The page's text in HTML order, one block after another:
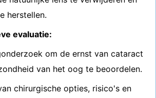
herstellen.
evaluatie:
om de ernst van cataract
van het oog te beoordelen.
chirurgische opties, risico's en